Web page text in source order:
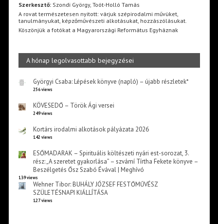
Szerkesztő:Szondi György, Toót-Holló Tamás
A rovat természetesen nyitott: várjuk szépirodalmi művüket,
tanulmányukat, képzőművészeti alkotásukat, hozzászólásukat.
Köszönjük a fotókat a Magyarországi Református Egyháznak
A hónap legolvasottabb bejegyzései
Györgyi Csaba: Lépések könyve (napló) – újabb részletek*
256 views
KÖVESEDŐ – Török Ági versei
249 views
Kortárs irodalmi alkotások pályázata 2026
142 views
ESŐMADARAK – Spirituális költészeti nyári est-sorozat, 3.
rész: „A szeretet gyakorlása” – szvámí Tírtha Fekete könyve –
Beszélgetés Ősz Szabó Évával | Meghívó
139 views
Wehner Tibor: BUHÁLY JÓZSEF FESTŐMŰVÉSZ
SZÜLETÉSNAPI KIÁLLÍTÁSA
127 views